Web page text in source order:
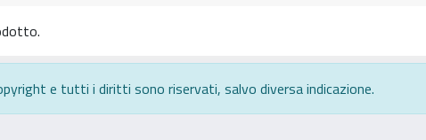
e tutti i diritti sono riservati, salvo diversa indicazione.